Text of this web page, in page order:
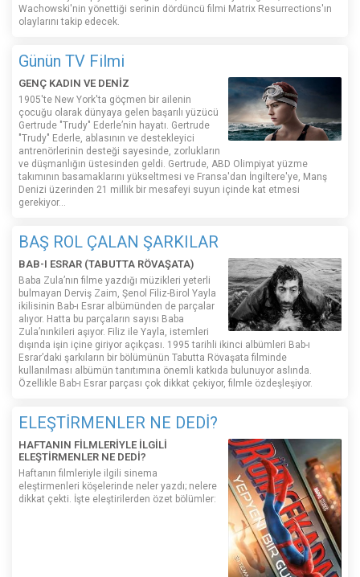
Wachowski'nin yönettiği serinin dördüncü filmi Matrix Resurrections'ın
olaylarını takip edecek.
Günün TV Filmi
GENÇ KADIN VE DENİZ
1905'te New York'ta göçmen bir ailenin
çocuğu olarak dünyaya gelen başarılı yüzücü
Gertrude "Trudy" Ederle’nin hayatı. Gertrude
"Trudy" Ederle, ablasının ve destekleyici
antrenörlerinin desteği sayesinde, zorlukların
ve düşmanlığın üstesinden geldi. Gertrude, ABD Olimpiyat yüzme
takımının basamaklarını yükseltmesi ve Fransa'dan İngiltere'ye, Manş
Denizi üzerinden 21 millik bir mesafeyi suyun içinde kat etmesi
gerekiyor...
BAŞ ROL ÇALAN ŞARKILAR
BAB-I ESRAR (TABUTTA RÖVAŞATA)
Baba Zula’nın filme yazdığı müzikleri yeterli
bulmayan Derviş Zaim, Şenol Filiz-Birol Yayla
ikilisinin Bab-ı Esrar albümünden de parçalar
alıyor. Hatta bu parçaların sayısı Baba
Zula’nınkileri aşıyor. Filiz ile Yayla, istemleri
dışında işin içine giriyor açıkçası. 1995 tarihli ikinci albümleri Bab-ı
Esrar’daki şarkıların bir bölümünün Tabutta Rövaşata filminde
kullanılması albümün tanıtımına önemli katkıda bulunuyor aslında.
Özellikle Bab-ı Esrar parçası çok dikkat çekiyor, filmle özdeşleşiyor.
ELEŞTİRMENLER NE DEDİ?
HAFTANIN FİLMLERİYLE İLGİLİ
ELEŞTİRMENLER NE DEDİ?
Haftanın filmleriyle ilgili sinema
eleştirmenleri köşelerinde neler yazdı; nelere
dikkat çekti. İşte eleştirilerden özet bölümler: